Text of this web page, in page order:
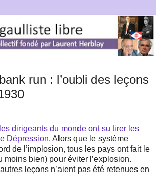
run : l’oubli des leçons
les dirigeants du monde ont su tirer les
Dépression. Alors que le système
de l’implosion, tous les pays ont fait le
moins bien) pour éviter l’explosion.
leçons n’aient pas été retenues en